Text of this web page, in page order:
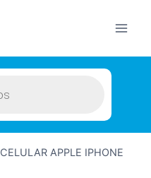
CELULAR APPLE IPHONE